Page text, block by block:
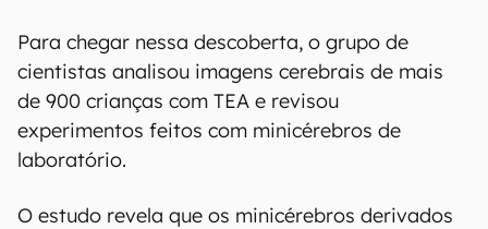
Para chegar nessa descoberta, o grupo de
cientistas analisou imagens cerebrais de mais
de 900 crianças com TEA e revisou
experimentos feitos com minicérebros de
laboratório.
O estudo revela que os minicérebros derivados